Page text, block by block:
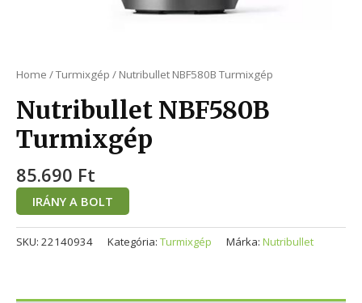
Home /Turmixgép / Nutribullet NBF580B Turmixgép
Nutribullet NBF580B
Turmixgép
85.690 Ft
IRÁNY A BOLT
SKU: 22140934 Kategória: Turmixgép Márka: Nutribullet